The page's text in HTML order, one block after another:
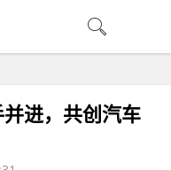
进，共创汽车